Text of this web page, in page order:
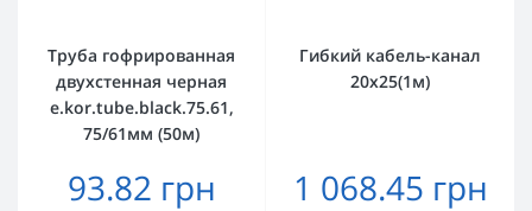
Труба гофрированная
двухстенная черная
e.kor.tube.black.75.61,
75/61мм (50м)
93.82 грн
Гибкий кабель-канал
20х25(1м)
1 068.45 грн